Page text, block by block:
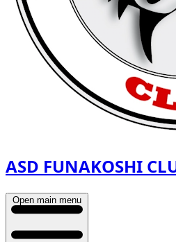
ASD FUNAKOSHI
Open main menu